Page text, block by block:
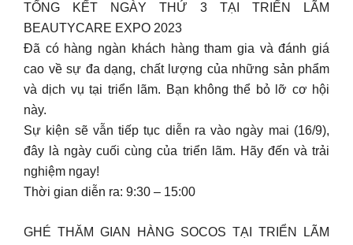
TỔNG KẾT NGÀY THỨ 3 TẠI TRIỂN LÃM
BEAUTYCARE EXPO 2023
Đã có hàng ngàn khách hàng tham gia và đánh giá
cao về sự đa dạng, chất lượng của những sản phẩm
và dịch vụ tại triển lãm. Bạn không thể bỏ lỡ cơ hội
này.
Sự kiện sẽ vẫn tiếp tục diễn ra vào ngày mai (16/9),
đây là ngày cuối cùng của triển lãm. Hãy đến và trải
nghiệm ngay!
Thời gian diễn ra: 9:30 – 15:00
GHÉ THĂM GIAN HÀNG SOCOS TẠI TRIỂN LÃM